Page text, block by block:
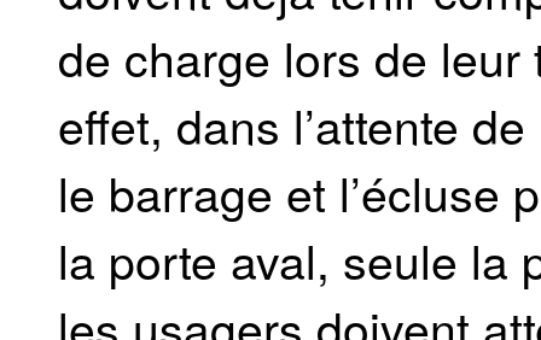
de charge lors de leur
effet, dans l’attente
le barrage et l’écluse
la porte aval, seule la